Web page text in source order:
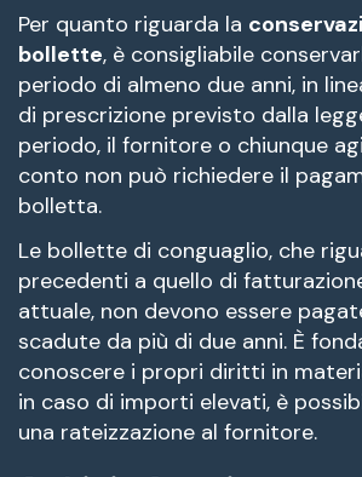
Per quanto riguarda la
bollette, è consigliabile
periodo di almeno due anni, in
di prescrizione previsto dalla
periodo, il fornitore o chiunque
conto non può richiedere il
bolletta.
Le bollette di conguaglio, che
precedenti a quello di
attuale, non devono essere
scadute da più di due anni. È
conoscere i propri diritti in
in caso di importi elevati, è
una rateizzazione al fornitore.